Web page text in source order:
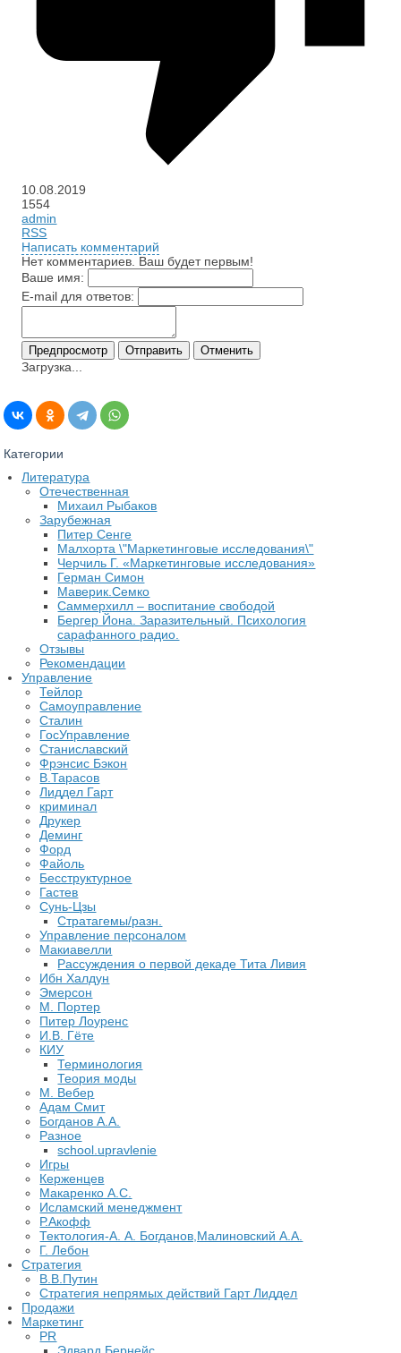
10.08.2019
1554
admin
RSS
Написать комментарий
Нет комментариев. Ваш будет первым!
Ваше имя:
E-mail для ответов:
Загрузка...
Категории
Литература
Отечественная
Михаил Рыбаков
Зарубежная
Питер Сенге
Малхорта \"Маркетинговые исследования\"
Черчиль Г. «Маркетинговые исследования»
Герман Симон
Маверик.Семко
Саммерхилл – воспитание свободой
Бергер Йона. Заразительный. Психология
сарафанного радио.
Отзывы
Рекомендации
Управление
Тейлор
Самоуправление
Сталин
ГосУправление
Станиславский
Фрэнсис Бэкон
В.Тарасов
Лиддел Гарт
криминал
Друкер
Деминг
Форд
Файоль
Бесструктурное
Гастев
Сунь-Цзы
Стратагемы/разн.
Управление персоналом
Макиавелли
Рассуждения о первой декаде Тита Ливия
Ибн Халдун
Эмерсон
М. Портер
Питер Лоуренс
И.В. Гёте
КИУ
Терминология
Теория моды
М. Вебер
Адам Смит
Богданов А.А.
Разное
school.upravlenie
Игры
Керженцев
Макаренко А.С.
Исламский менеджмент
Р.Акофф
Тектология-А. А. Богданов,Малиновский А.А.
​Г. Лебон
Стратегия
В.В.Путин
​Стратегия непрямых действий Гарт Лиддел
Продажи
Маркетинг
PR
Эдвард Бернейс